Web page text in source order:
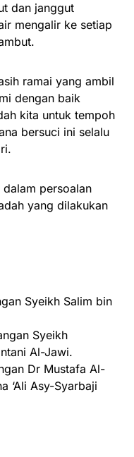
dan janggut
mengalir ke setiap
ramai yang ambil
dengan baik
kita untuk tempoh
bersuci ini selalu
persoalan
yang dilakukan
Syeikh Salim bin
Syeikh
Al-Jawi.
Dr Mustafa Al-
‘Ali Asy-Syarbaji